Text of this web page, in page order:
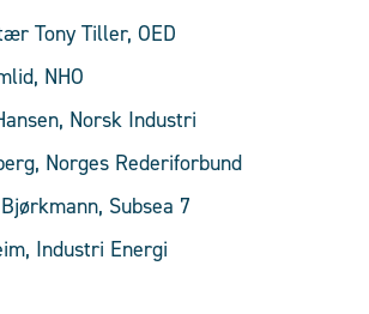
Tony Tiller, OED
NHO
Norsk Industri
Norges Rederiforbund
Subsea 7
Industri Energi